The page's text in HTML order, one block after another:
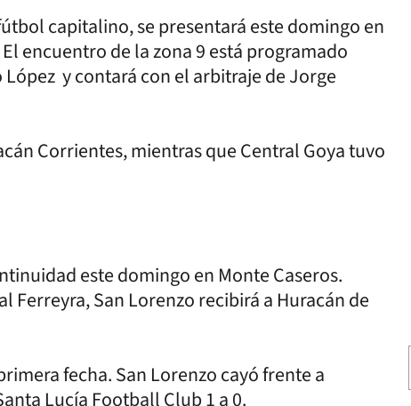
capitalino, se presentará este domingo en
encuentro de la zona 9 está programado
y contará con el arbitraje de Jorge
Corrientes, mientras que Central Goya tuvo
este domingo en Monte Caseros.
Ferreyra, San Lorenzo recibirá a Huracán de
fecha. San Lorenzo cayó frente a
Lucía Football Club 1 a 0.